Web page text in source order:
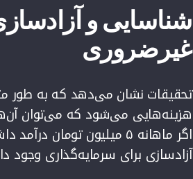
شناسایی و
غیرضروری
هزینه‌هایی می‌شود که می‌توان
آزادسازی برای سرمایه‌گذاری وجود